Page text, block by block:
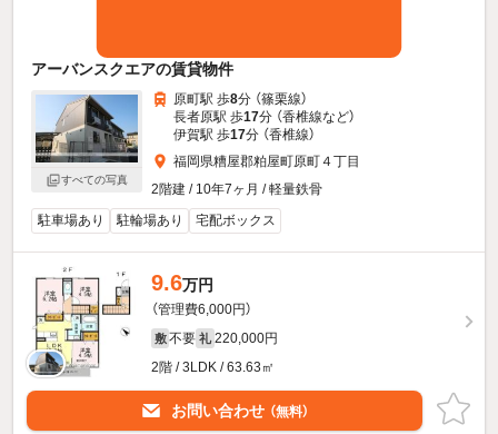
アーバンスクエアの賃貸物件
すべての写真
原町駅 歩8分 （篠栗線）
長者原駅 歩17分 （香椎線など）
伊賀駅 歩17分 （香椎線）
福岡県糟屋郡粕屋町原町４丁目
2階建 / 10年7ヶ月 / 軽量鉄骨
駐車場あり
駐輪場あり 宅配ボックス
9.6万円
（管理費6,000円）
敷 不要 礼 220,000円
2階 / 3LDK / 63.63㎡
お問い合わせ （無料）